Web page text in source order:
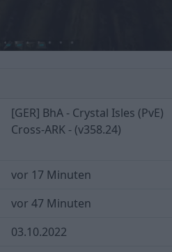
[GER] BhA - Crystal Isles (PvE)
Cross-ARK - (v358.24)
vor 17 Minuten
vor 47 Minuten
03.10.2022